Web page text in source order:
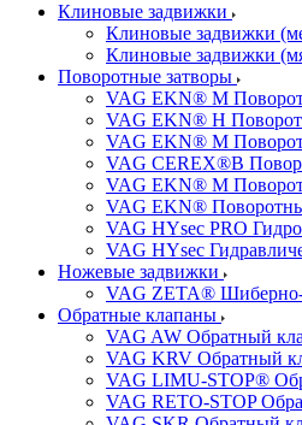
Клиновые задвижки
Клиновые задвижки
Клиновые задвижки
Поворотные затворы
VAG EKN® M
VAG EKN® H
VAG EKN® M
VAG CEREX®B
VAG EKN® M
VAG EKN®
VAG HYsec PRO
VAG HYsec
Ножевые задвижки
VAG ZETA® Шиберно-
Обратные клапаны
VAG AW Обратный
VAG KRV Обратный
VAG LIMU-STOP®
VAG RETO-STOP